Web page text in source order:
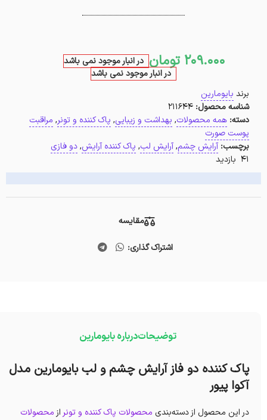
209.000 تومان در انبار موجود نمی باشد
در انبار موجود نمی باشد
برند بایومارین
شناسه محصول: 211644
دسته: همه محصولات, بهداشت و زیبایی, پاک کننده و تونر, مراقبت
پوست صورت
برچسب: آرایش چشم,آرایش لب, پاک کننده آرایش,دو فازی
41 بازدید
مقایسه
اشتراک گذاری:
توضیحاتدرباره بایومارین
پاک کننده دو فاز آرایش چشم و لب بایومارین مدل
آکوا پیور
در این محصول از دسته‌بندی محصولات پاک کننده و تونر از محصولات